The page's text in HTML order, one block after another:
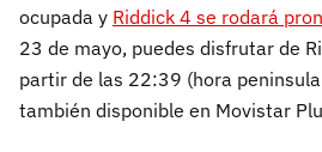
ocupada y Riddick 4 se rodará
23 de mayo, puedes disfrutar de
partir de las 22:39 (hora
también disponible en Movistar